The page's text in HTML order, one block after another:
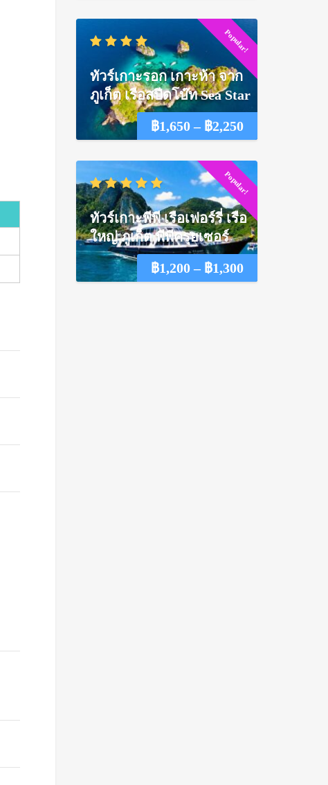
฿1,550
through
฿2,100
Popular!
฿1,650 – ฿2,250Price
฿1,650
through
฿2,250
ทัวร์เกาะรอก เกาะห้า จาก
ภูเก็ต เรือสปีดโบ๊ท Sea Star
Popular!
฿1,200 – ฿1,300Price
ทัวร์เกาะพีพี เรือเฟอร์รี่ เรือ
ใหญ่ ภูเก็ต พีพีครุยเซอร์